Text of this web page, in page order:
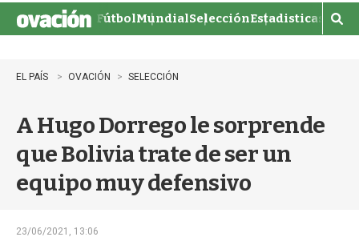
n
u
FútbolMundialSelecciónEstadisticas
M
o
EL PAÍS OVACIÓN SELECCIÓN
A Hugo Dorrego le sorprende
que Bolivia trate de ser un
equipo muy defensivo
23/06/2021, 13:06